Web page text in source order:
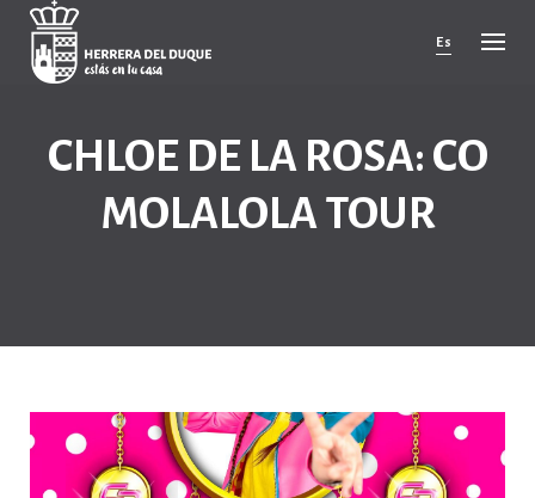
Cancelar
comentario
Es
CHLOE DE LA ROSA: CO
MOLALOLA TOUR